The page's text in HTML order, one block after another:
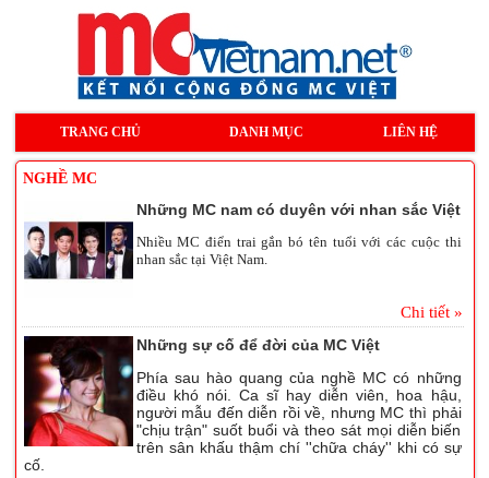
TRANG CHỦ DANH MỤC LIÊN HỆ
NGHỀ MC
Những MC nam có duyên với nhan sắc Việt
Nhiều MC điển trai gắn bó tên tuổi với các cuộc thi
nhan sắc tại Việt Nam.
Chi tiết »
Những sự cố để đời của MC Việt
Phía sau hào quang của nghề MC có những
điều khó nói. Ca sĩ hay diễn viên, hoa hậu,
người mẫu đến diễn rồi về, nhưng MC thì phải
"chịu trận" suốt buổi và theo sát mọi diễn biến
trên sân khấu thậm chí ''chữa cháy'' khi có sự
cố.